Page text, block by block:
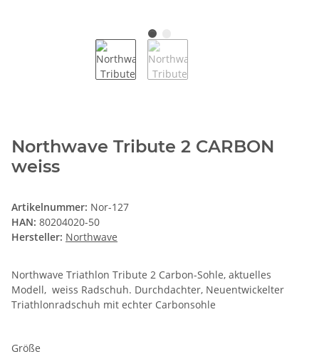
Northwave Tribute 2 CARBON
weiss
Artikelnummer: Nor-127
HAN: 80204020-50
Hersteller: Northwave
Northwave Triathlon Tribute 2 Carbon-Sohle, aktuelles
Modell, weiss Radschuh. Durchdachter, Neuentwickelter
Triathlonradschuh mit echter Carbonsohle
Größe